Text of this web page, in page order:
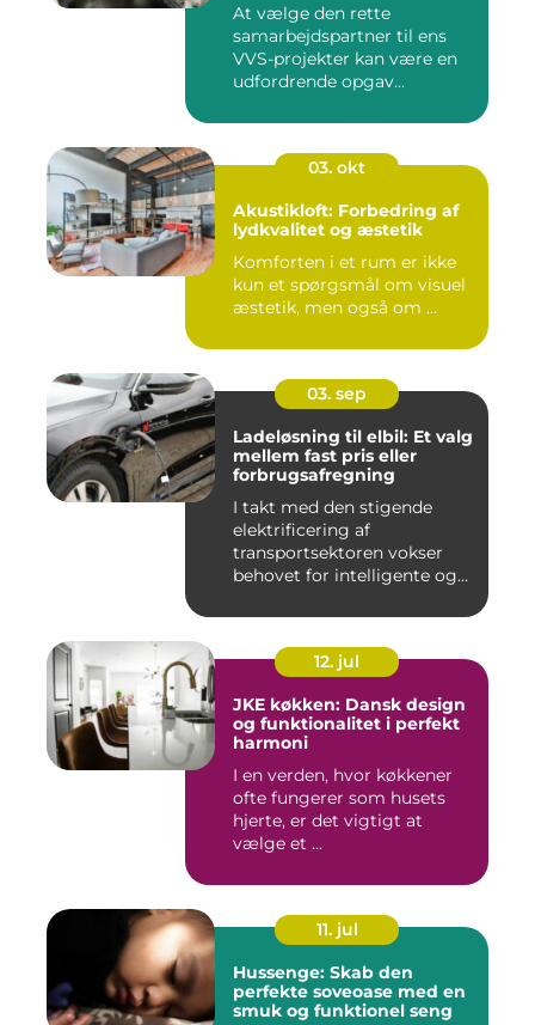
At vælge den rette
samarbejdspartner til ens
VVS-projekter kan være en
udfordrende opgav...
03. okt
Akustikloft: Forbedring af
lydkvalitet og æstetik
Komforten i et rum er ikke
kun et spørgsmål om visuel
æstetik, men også om ...
03. sep
Ladeløsning til elbil: Et valg
mellem fast pris eller
forbrugsafregning
I takt med den stigende
elektrificering af
transportsektoren vokser
behovet for intelligente og
12. jul
JKE køkken: Dansk design
og funktionalitet i perfekt
harmoni
I en verden, hvor køkkener
ofte fungerer som husets
hjerte, er det vigtigt at
vælge et ...
11. jul
Hussenge: Skab den
perfekte soveoase med en
smuk og funktionel seng